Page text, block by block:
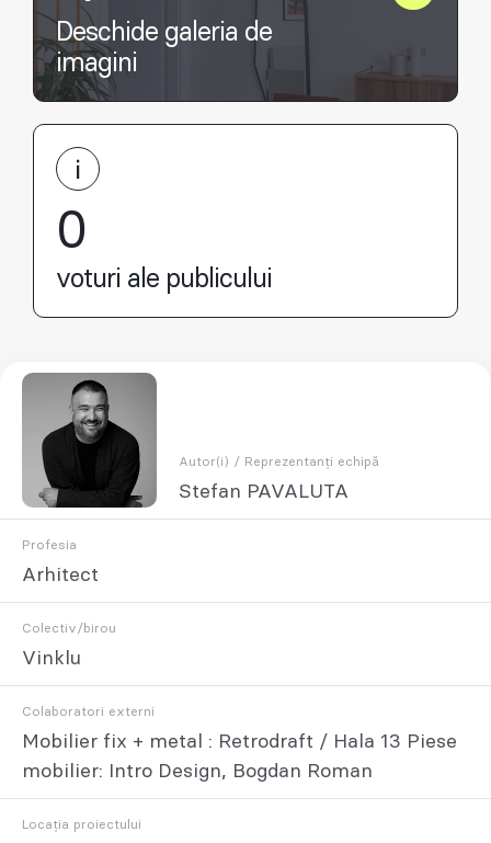
Deschide galeria de
imagini
0
voturi ale publicului
Autor(i) / Reprezentanți echipă
Stefan PAVALUTA
Profesia
Arhitect
Colectiv/birou
Vinklu
Colaboratori externi
Mobilier fix + metal : Retrodraft / Hala 13 Piese
mobilier: Intro Design, Bogdan Roman
Locația proiectului